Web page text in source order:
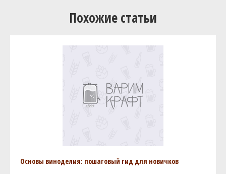
Похожие статьи
Основы виноделия: пошаговый гид для новичков